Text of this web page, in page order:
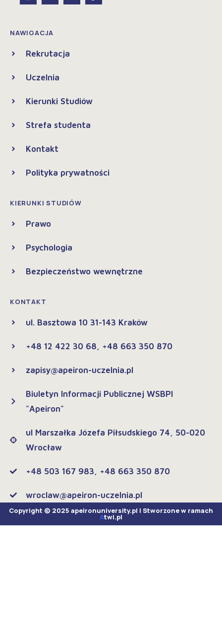
NAWIGACJA
Rekrutacja
Uczelnia
Kierunki Studiów
Strefa studenta
Kontakt
Polityka prywatności
KIERUNKI STUDIÓW
Prawo
Psychologia
Bezpieczeństwo wewnętrzne
KONTAKT
ul. Basztowa 10 31-143 Kraków
+48 12 422 30 68, +48 663 350 870
zapisy@apeiron-uczelnia.pl
Biuletyn Informacji Publicznej WSBPI
"Apeiron"
ul Marszałka Józefa Piłsudskiego 74, 50-020
Wrocław
+48 503 167 983, +48 663 350 870
wroclaw@apeiron-uczelnia.pl
Copyright © 2025 apeironuniversity.pl | Stworzone w ramach
Atwi.pl